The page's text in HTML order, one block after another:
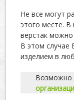
Не все могут
этого месте. В
верстак
В этом
изделием в
Возможно